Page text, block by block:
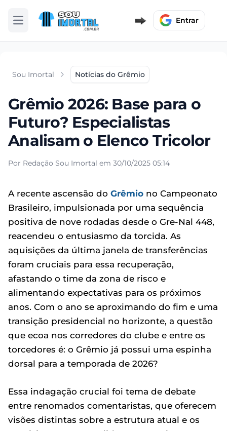
Abrir menu Entrar
Sou Imortal Notícias do Grêmio
Grêmio 2026: Base para o
Futuro? Especialistas
Analisam o Elenco Tricolor
Por Redação Sou Imortal em 30/10/2025 05:14
A recente ascensão do Grêmio no Campeonato
Brasileiro, impulsionada por uma sequência
positiva de nove rodadas desde o Gre-Nal 448,
reacendeu o entusiasmo da torcida. As
aquisições da última janela de transferências
foram cruciais para essa recuperação,
afastando o time da zona de risco e
alimentando expectativas para os próximos
anos. Com o ano se aproximando do fim e uma
transição presidencial no horizonte, a questão
que ecoa nos corredores do clube e entre os
torcedores é: o Grêmio já possui uma espinha
dorsal para a temporada de 2026?
Essa indagação crucial foi tema de debate
entre renomados comentaristas, que oferecem
visões distintas sobre a estrutura atual e os